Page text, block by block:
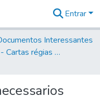
Entrar
Interessantes
Volume 24 - Cartas régias e provisões (1730- 1738)